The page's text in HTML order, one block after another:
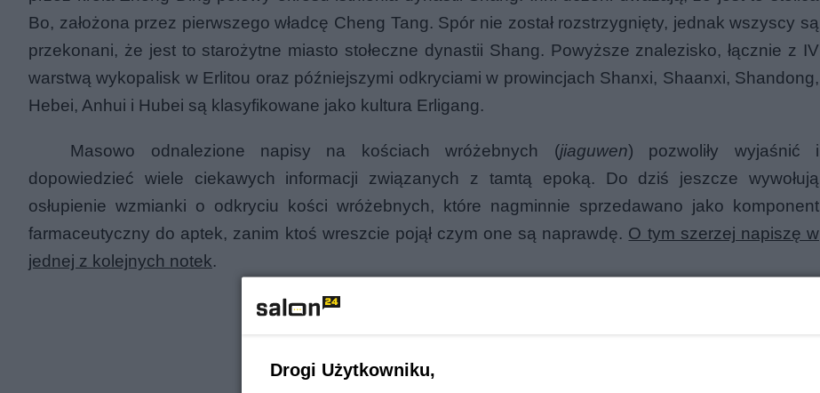
Bo, założona przez pierwszego władcę Cheng Tang. Spór nie został rozstrzygnięty, jednak wszyscy są
przekonani, że jest to starożytne miasto stołeczne dynastii Shang. Powyższe znalezisko, łącznie z IV
warstwą wykopalisk w Erlitou oraz późniejszymi odkryciami w prowincjach Shanxi, Shaanxi, Shandong,
Hebei, Anhui i Hubei są klasyfikowane jako kultura Erligang.
Masowo odnalezione napisy na kościach wróżebnych (jiaguwen) pozwoliły wyjaśnić i
dopowiedzieć wiele ciekawych informacji związanych z tamtą epoką. Do dziś jeszcze wywołują
osłupienie wzmianki o odkryciu kości wróżebnych, które nagminnie sprzedawano jako komponent
farmaceutyczny do aptek, zanim ktoś wreszcie pojął czym one są naprawdę. O tym szerzej napiszę w
jednej z kolejnych notek.
Drogi Użytkowniku,